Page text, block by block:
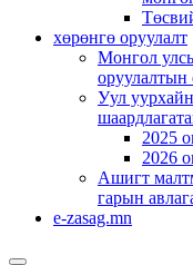
хөрөнгө оруулалт
Монгол
оруулалтын
Уул
2025
2026
Ашигт
гарын
e-zasag.mn